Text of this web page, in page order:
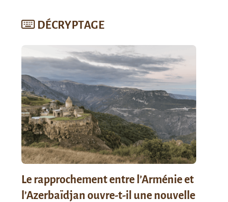
DÉCRYPTAGE
Le rapprochement entre l’Arménie et
l’Azerbaïdjan ouvre-t-il une nouvelle